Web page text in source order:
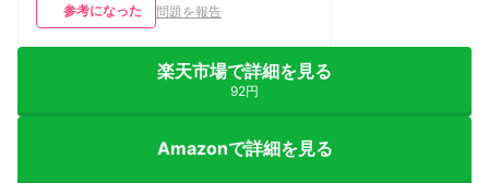
参考になった 問題を報告
楽天市場で詳細を見る
92円
Amazonで詳細を見る